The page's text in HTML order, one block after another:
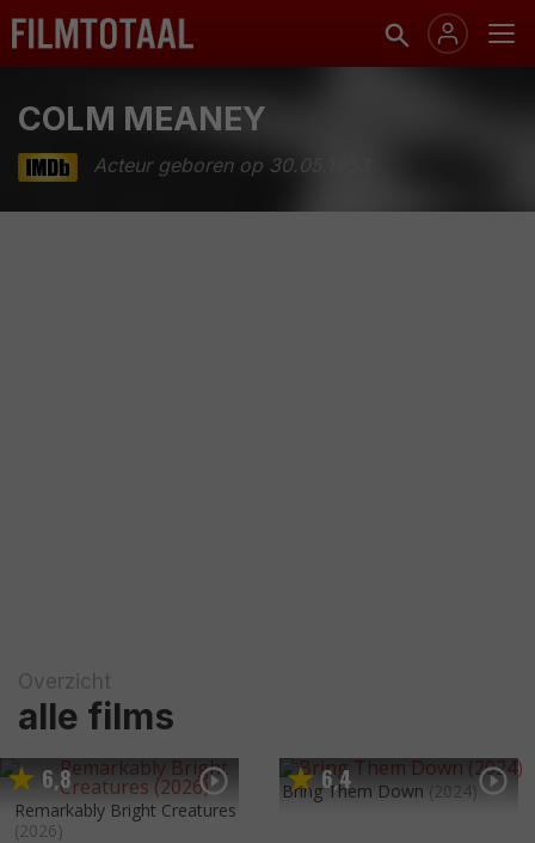
COLM MEANEY
Acteur geboren op 30.05.1953
Overzicht
alle films
6,8
Remarkably Bright Creatures
(2026)
6,4
Bring Them Down (2024)